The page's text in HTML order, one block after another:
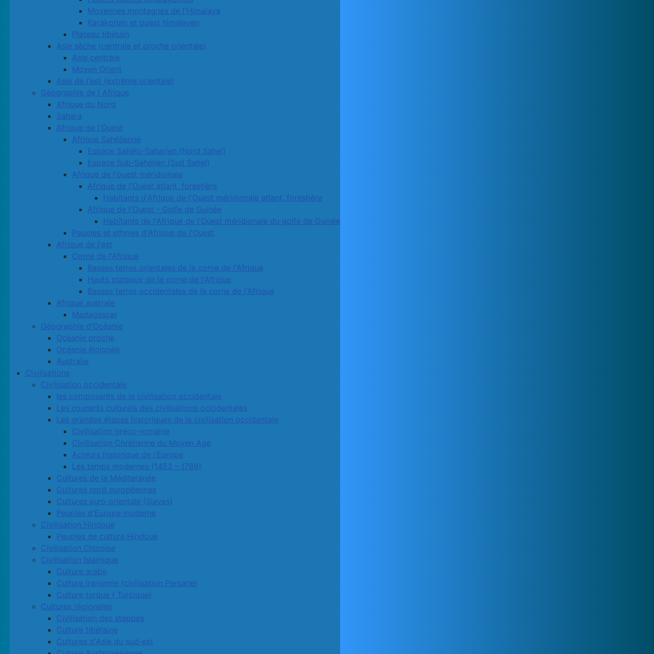
Moyennes montagnes de l'Himalaya
Karakorum et ouest himalayen
Plateau tibétain
Asie sèche (centrale et proche orientale)
Asie centrale
Moyen Orient
Asie de l'est (extrême orientale)
Géographie de l Afrique
Afrique du Nord
Sahara
Afrique de l'Ouest
Afrique Sahélienne
Espace Sahélo-Saharien (Nord Sahel)
Espace Sub-Sahélien (Sud Sahel)
Afrique de l'ouest méridionale
Afrique de l'Ouest atlant. forestière
Habitants d'Afrique de l'Ouest méridionale atlant. forestière
Afrique de l'Ouest - Golfe de Guinée
Habitants de l'Afrique de l'Ouest méridionale du golfe de Guinée
Peuples et ethnies d'Afrique de l'Ouest
Afrique de l'est
Corne de l'Afrique
Basses terres orientales de la corne de l'Afrique
Hauts plateaux de la corne de l'Afrique
Basses terres occidentales de la corne de l'Afrique
Afrique australe
Madagascar
Géographie d'Océanie
Océanie proche
Océanie éloignée
Australie
Civilisations
Civilisation occidentale
les composants de la civilisation occidentale
Les courants culturels des civilisations occidentales
Les grandes étapes historiques de la civilisation occidentale
Civilisation gréco-romaine
Civilisation Chrétienne du Moyen Age
Acteurs historique de l’Europe
Les temps modernes (1453 – 1789)
Cultures de la Méditeranée
Cultures nord européennes
Cultures euro orientale (Slaves)
Peuples d'Europe moderne
Civilisation Hindoue
Peuples de culture Hindoue
Civilisation Chinoise
Civilisation Islamique
Culture arabe
Culture Iranienne (civilisation Persane)
Culture turque ( Turcique)
Cultures régionales
Civilisation des steppes
Culture tibétaine
Cultures d'Asie du sud-est